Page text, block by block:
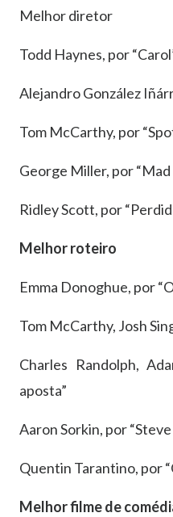
Melhor diretor
Todd Haynes, por
Alejandro González
Tom McCarthy, por
George Miller, por “Mad
Ridley Scott, por
Melhor roteiro
Emma Donoghue, por
Tom McCarthy, Josh
Charles Randolph,
aposta”
Aaron Sorkin, por “Steve
Quentin Tarantino, por
Melhor filme de